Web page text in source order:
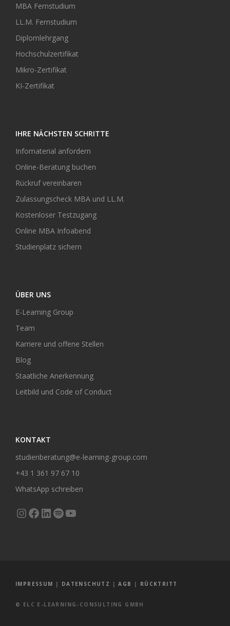
MBA Fernstudium
LL.M. Fernstudium
Diplomlehrgang
Hochschulzertifikat
Mikro-Zertifikat
KI-Zertifikat
IHRE NÄCHSTEN SCHRITTE
Infomaterial anfordern
Online-Beratung buchen
Rückruf vereinbaren
Zulassungscheck MBA und LL.M.
Kostenloser Testzugang
Online MBA Infoabend
Studienplatz sichern
ÜBER UNS
E-Learning Group
Team
Karriere und offene Stellen
Blog
Staatliche Anerkennung
Leitbild und Code of Conduct
KONTAKT
studienberatung@e-learning-group.com
+43 1 361 97 67 10
WhatsApp schreiben
Instagram
Facebook
LinkedIn
Spotify
YouTube
IMPRESSUM | DATENSCHUTZ |AGB | RÜCKTRITT
© ELC E-LEARNING-CONSULTING GMBH